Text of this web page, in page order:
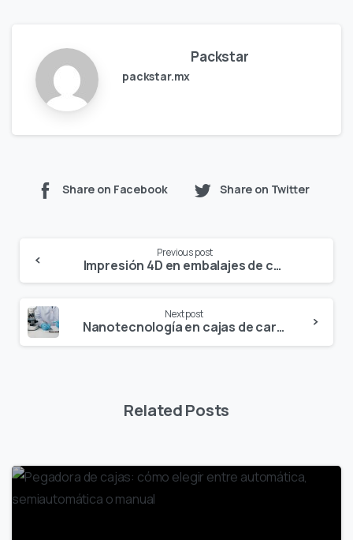
Packstar
packstar.mx
Share on Facebook Share on Twitter
Reading
Previous post
Impresión 4D en embalajes de cartón
Next post
Nanotecnología en cajas de cartón
Related Posts